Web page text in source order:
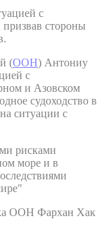
с
стороны
(ООН) Антониу
с
и Азовском
судоходство в
ситуации с
рисками
море и в
ООН Фархан Хак